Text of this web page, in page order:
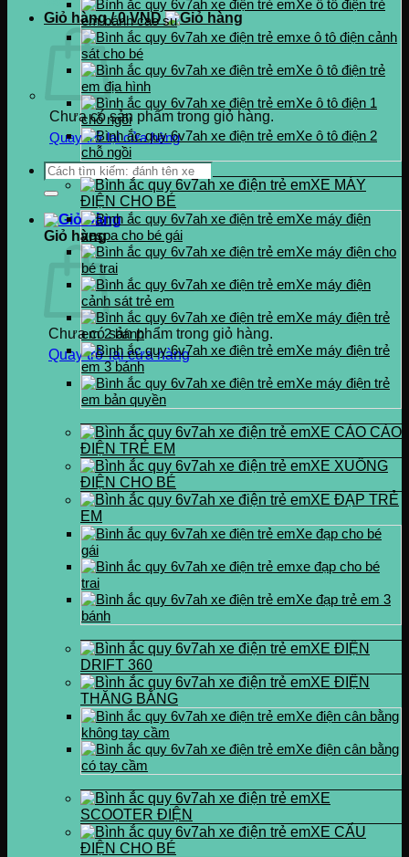
Giỏ hàng /0VND
Chưa có sản phẩm trong giỏ hàng.
Quay trở lại cửa hàng
Tìm
kiếm:
Giỏ hàng
Chưa có sản phẩm trong giỏ hàng.
Quay trở lại cửa hàng
Xe ô tô điện trẻ
em bánh cao su
xe ô tô điện cảnh
sát cho bé
Xe ô tô điện trẻ
em địa hình
Xe ô tô điện 1
chỗ ngồi
Xe ô tô điện 2
chỗ ngồi
XE MÁY
ĐIỆN CHO BÉ
Xe máy điện
vespa cho bé gái
Xe máy điện cho
bé trai
Xe máy điện
cảnh sát trẻ em
Xe máy điện trẻ
em 2 bánh
Xe máy điện trẻ
em 3 bánh
Xe máy điện trẻ
em bản quyền
XE CÀO CÀO
ĐIỆN TRẺ EM
XE XUỒNG
ĐIỆN CHO BÉ
XE ĐẠP TRẺ
EM
Xe đạp cho bé
gái
xe đạp cho bé
trai
Xe đạp trẻ em 3
bánh
XE ĐIỆN
DRIFT 360
XE ĐIỆN
THĂNG BẰNG
Xe điện cân bằng
không tay cầm
Xe điện cân bằng
có tay cầm
XE
SCOOTER ĐIỆN
XE CẨU
ĐIỆN CHO BÉ